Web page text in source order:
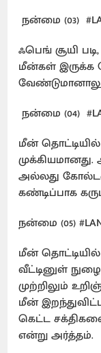
நன்மை (03)
ஃபெங் சூயி
மீன்கள் இருக்க
நன்மை (04)
மீன்
அல்லது
கண்டிப்பாக
நன்மை (05)
மீன் தொட்டியில்
வீட்டினுள்
முற்றிலும்
மீன்
கெட்ட
என்று அர்த்தம்.